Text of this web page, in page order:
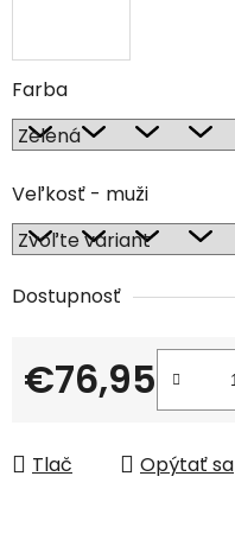
Farba
Veľkosť - muži
Dostupnosť
€76,95
Jednotková cena:
Tlač Opýtať sa